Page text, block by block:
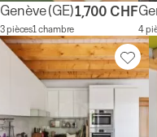
Genève(GE)
3 pièces1 chambre
1,700 CHF
4